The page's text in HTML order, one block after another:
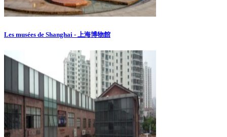
Les musées de Shanghai - 上海博物館